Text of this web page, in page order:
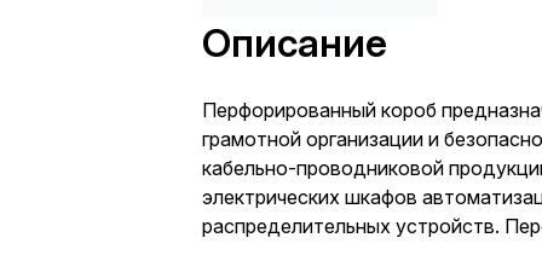
Описание
Перфорированный короб
грамотной организации и
кабельно-проводниковой
электрических шкафов
распределительных устройств.